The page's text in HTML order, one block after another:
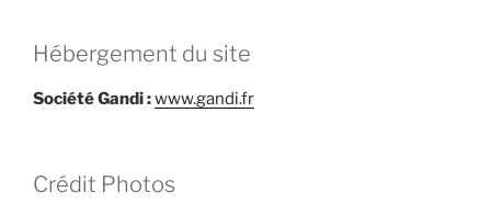
Hébergement du site
Société Gandi :www.gandi.fr
Crédit Photos